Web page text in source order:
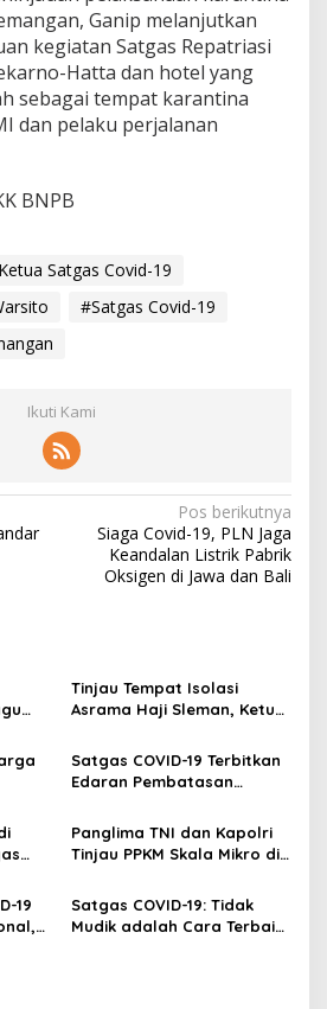
Ganip melanjutkan
kegiatan Satgas Repatriasi
Hatta dan hotel yang
sebagai tempat karantina
dan pelaku perjalanan
BNPB
Satgas Covid-19
#Satgas Covid-19
Ikuti Kami
Pos berikutnya
Siaga Covid-19, PLN Jaga
Keandalan Listrik Pabrik
Oksigen di Jawa dan Bali
Tinjau Tempat Isolasi
Asrama Haji Sleman, Ketua
Penting
Satgas COVID-19 Terbitkan
Edaran Pembatasan
Masa Libur Iduladha 2021
Panglima TNI dan Kapolri
Tinjau PPKM Skala Mikro di
19
Satgas COVID-19: Tidak
Mudik adalah Cara Terbaik